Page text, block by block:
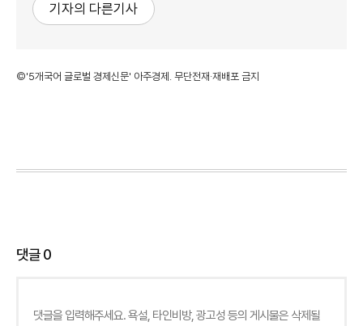
기자의 다른기사
©'5개국어 글로벌 경제신문' 아주경제. 무단전재·재배포 금지
댓글0